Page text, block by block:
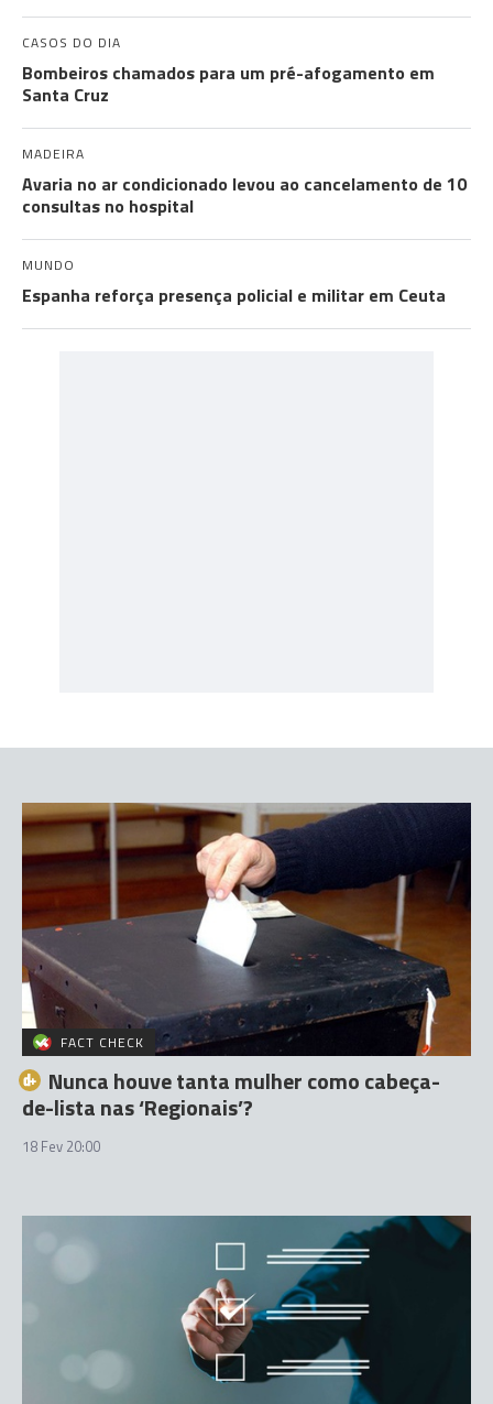
CASOS DO DIA
Bombeiros chamados para um pré-afogamento em
Santa Cruz
MADEIRA
Avaria no ar condicionado levou ao cancelamento de 10
consultas no hospital
MUNDO
Espanha reforça presença policial e militar em Ceuta
FACT CHECK
Nunca houve tanta mulher como cabeça-
de-lista nas ‘Regionais’?
18 Fev 20:00